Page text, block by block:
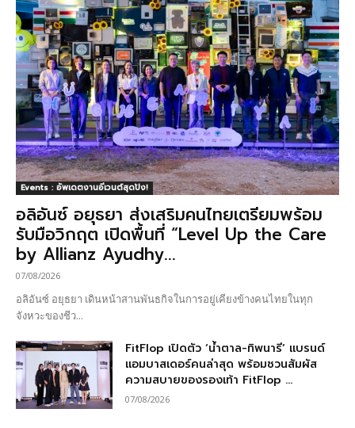
Events : อัพเดตงานอีเวนต์สุดปัง!
อลิอันซ์ อยุธยา ส่งเสริมคนไทยเตรียมพร้อม
รับมือวิกฤต เปิดพื้นที่ “Level Up the Care
by Allianz Ayudhy...
07/08/2026
อลิอันซ์ อยุธยา เดินหน้าสานพันธกิจในการอยู่เคียงข้างคนไทยในทุก
จังหวะของชีว...
FitFlop เปิดตัว ‘น้ำตาล-ทิพนารี’ แบรนด์
แอมบาสเดอร์คนล่าสุด พร้อมชวนสัมผัส
ความสบายของรองเท้า FitFlop ...
07/08/2026